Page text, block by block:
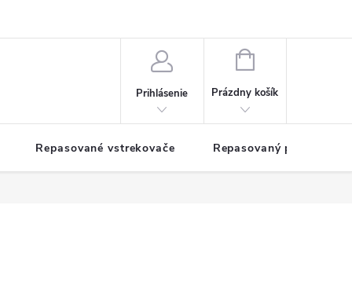
Prihlásenie
NÁKUPNÝ
Prázdny košík
Repasované vstrekovače Repasovaný pohon TDM